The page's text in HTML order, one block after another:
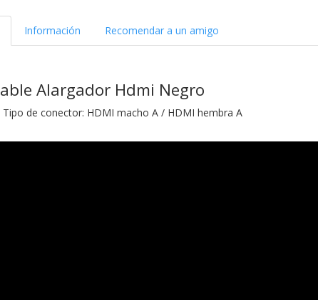
Información Recomendar a un amigo
Alargador Hdmi Negro
Tipo de conector: HDMI macho A / HDMI hembra A